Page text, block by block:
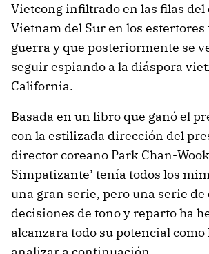
Vietcong infiltrado en las filas del
Vietnam del Sur en los estertores
guerra y que posteriormente se
seguir espiando a la diáspora
California.
Basada en un libro que ganó el
con la estilizada dirección del
director coreano Park Chan-
Simpatizante’ tenía todos los
una gran serie, pero una serie de
decisiones de tono y reparto ha
alcanzara todo su potencial como